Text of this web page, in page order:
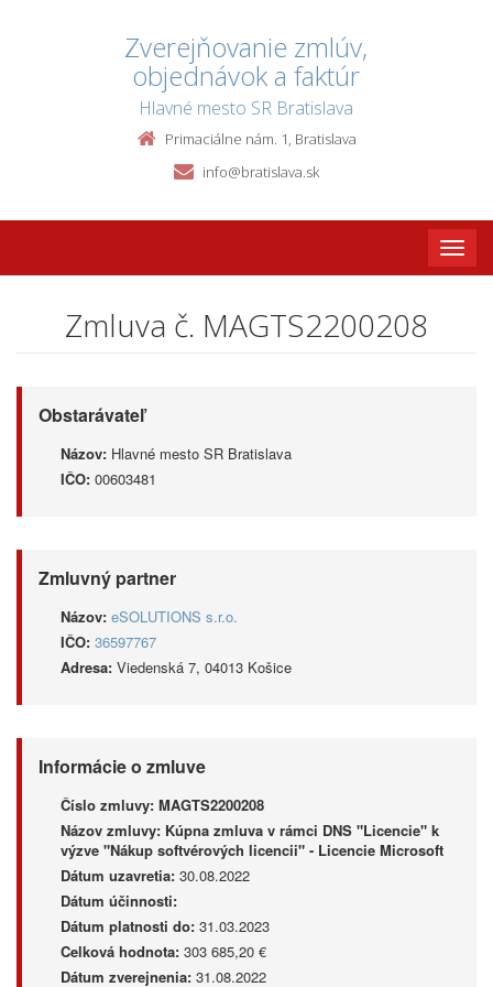
Zverejňovanie zmlúv,
objednávok a faktúr
Hlavné mesto SR Bratislava
Primaciálne nám. 1, Bratislava
info@bratislava.sk
Toggle
Zmluva č. MAGTS2200208
Obstarávateľ
Názov: Hlavné mesto SR Bratislava
IČO: 00603481
Zmluvný partner
Názov: eSOLUTIONS s.r.o.
IČO: 36597767
Adresa: Viedenská 7, 04013 Košice
Informácie o zmluve
Číslo zmluvy: MAGTS2200208
Názov zmluvy: Kúpna zmluva v rámci DNS "Licencie" k
výzve "Nákup softvérových licencii" - Licencie Microsoft
Dátum uzavretia: 30.08.2022
Dátum účinnosti:
Dátum platnosti do: 31.03.2023
Celková hodnota: 303 685,20 €
Dátum zverejnenia: 31.08.2022